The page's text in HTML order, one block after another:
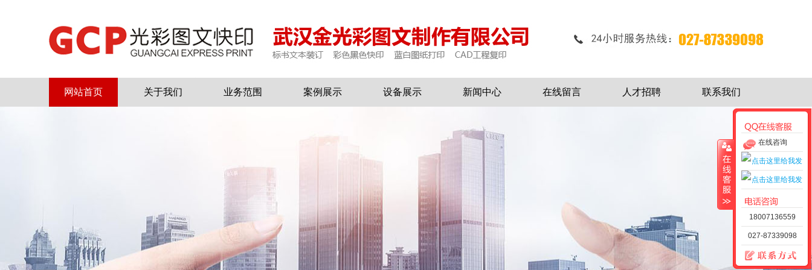
网站首页 关于我们 业务范围 案例展示 设备展示 新闻中心 在线留言 人才招聘 联系我们
在线咨询
18007136559
027-87339098